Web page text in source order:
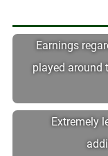
Earnings
played around
Extremely